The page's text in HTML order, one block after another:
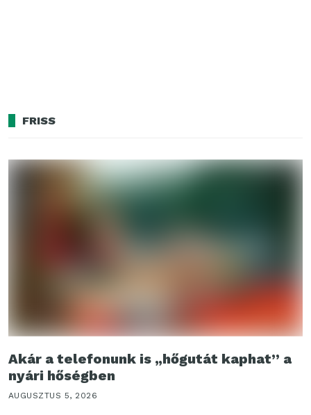
FRISS
Akár a telefonunk is „hőgutát kaphat” a
nyári hőségben
AUGUSZTUS 5, 2026